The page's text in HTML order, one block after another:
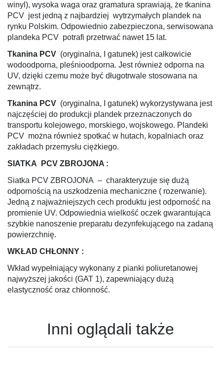
winyl), wysoka waga oraz gramatura sprawiają, że tkanina
PCV jest jedną z najbardziej wytrzymałych plandek na
rynku Polskim. Odpowiednio zabezpieczona, serwisowana
plandeka PCV potrafi przetrwać nawet 15 lat.
Tkanina PCV (oryginalna, I gatunek) jest całkowicie
wodoodporna, pleśnioodporna. Jest również odporna na
UV, dzięki czemu może być długotrwale stosowana na
zewnątrz.
Tkanina PCV (oryginalna, I gatunek) wykorzystywana jest
najczęściej do produkcji plandek przeznaczonych do
transportu kolejowego, morskiego, wojskowego. Plandeki
PCV można również spotkać w hutach, kopalniach oraz
zakładach przemysłu ciężkiego.
SIATKA PCV ZBROJONA :
Siatka PCV ZBROJONA – charakteryzuje się dużą
odpornością na uszkodzenia mechaniczne ( rozerwanie).
Jedną z najważniejszych cech produktu jest odporność na
promienie UV. Odpowiednia wielkość oczek gwarantująca
szybkie nanoszenie preparatu dezynfekującego na zadaną
powierzchnię.
WKŁAD CHŁONNY :
Wkład wypełniający wykonany z pianki poliuretanowej
najwyższej jakości (GAT 1), zapewniający dużą
elastyczność oraz chłonność.
Inni oglądali także